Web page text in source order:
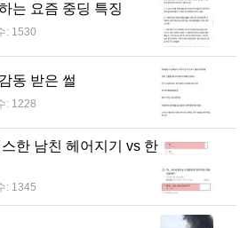
는 요즘 중딩 특징
: 1530
동 받은 썰
: 1228
한 남친 헤어지기 vs 한
: 1345